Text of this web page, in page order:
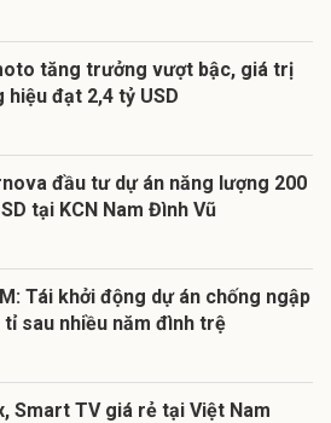
tăng trưởng vượt bậc, giá trị
hiệu đạt 2,4 tỷ USD
đầu tư dự án năng lượng 200
tại KCN Nam Đình Vũ
Tái khởi động dự án chống ngập
tỉ sau nhiều năm đình trệ
Smart TV giá rẻ tại Việt Nam